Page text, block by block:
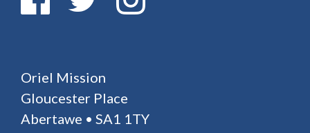
Oriel Mission
Gloucester Place
Abertawe • SA1 1TY